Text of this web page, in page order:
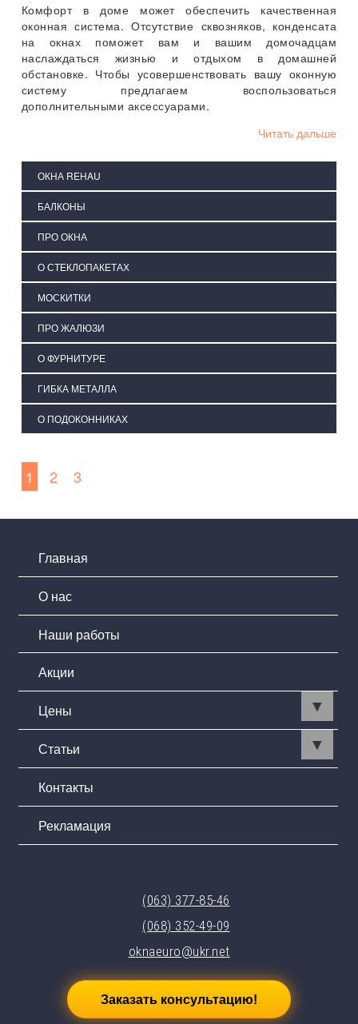
ОКНА REHAU
БАЛКОНЫ
ПРО ОКНА
О СТЕКЛОПАКЕТАХ
МОСКИТКИ
ПРО ЖАЛЮЗИ
О ФУРНИТУРЕ
ГИБКА МЕТАЛЛА
О ПОДОКОННИКАХ
Комфорт в доме может обеспечить качественная
оконная система. Отсутствие сквозняков, конденсата
на окнах поможет вам и вашим домочадцам
наслаждаться жизнью и отдыхом в домашней
обстановке. Чтобы усовершенствовать вашу оконную
систему предлагаем воспользоваться
дополнительными аксессуарами.
Читать дальше
1 2 3
Главная
О нас
Наши работы
Акции
Цены
Статьи
Контакты
Рекламация
Заказать консультацию!
(063) 377-85-46
(068) 352-49-09
oknaeuro@ukr.net